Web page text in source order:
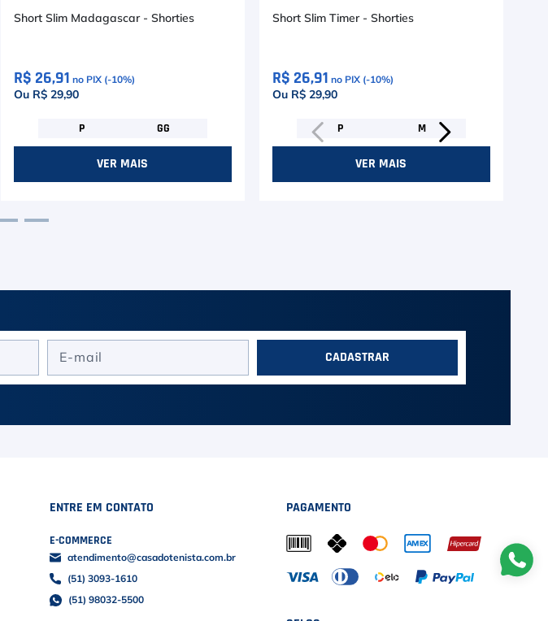
Short Slim Madagascar - Shorties
R$ 26,91 no PIX (-10%)
Ou R$ 29,90
P GG
VER MAIS
Short Slim Timer - Shorties
R$ 26,91 no PIX (-10%)
Ou R$ 29,90
P M
VER MAIS
CADASTRAR
ENTRE EM CONTATO
E-COMMERCE
atendimento@casadotenista.com.br
(51) 3093-1610
(51) 98032-5500
PAGAMENTO